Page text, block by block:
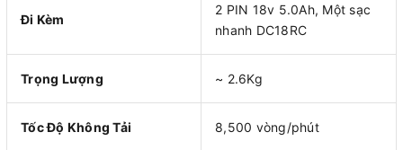
Đi Kèm
2 PIN 18v 5.0Ah, Một sạc
nhanh DC18RC
Trọng Lượng ~ 2.6Kg
Tốc Độ Không Tải 8,500 vòng/phút